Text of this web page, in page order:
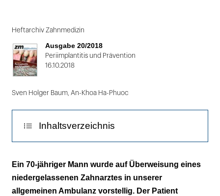
1
von
2
Heftarchiv Zahnmedizin
Ausgabe 20/2018
Periimplantitis und Prävention
16.10.2018
Sven Holger Baum, An-Khoa Ha-Phuoc
Inhaltsverzeichnis
Anamnese
Diagnostik
Ein 70-jähriger Mann wurde auf Überweisung eines
niedergelassenen Zahnarztes in unserer
allgemeinen Ambulanz vorstellig. Der Patient